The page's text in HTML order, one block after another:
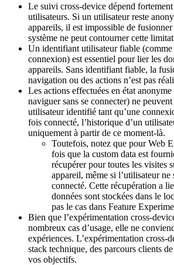
Le suivi cross-device dépend
utilisateurs. Si un utilisateur reste
appareils, il est impossible de
système ne peut contourner cette
Un identifiant utilisateur fiable
connexion) est essentiel pour lier les
appareils. Sans identifiant fiable, la
navigation ou des actions n’est pas
Les actions effectuées en état
naviguer sans se connecter) ne
utilisateur identifié tant qu’une
fois connecté, l’historique d’un
uniquement à partir de ce moment-là.
Toutefois, notez que pour Web
fois que la custom data est
récupérer pour toutes les visites
appareil, même si l’utilisateur ne
connecté. Cette récupération a
données sont stockées dans le
pas le cas dans Feature
Bien que l’expérimentation cross-
nombreux cas d’usage, elle ne
expériences. L’expérimentation cross-
stack technique, des parcours clients
vos objectifs.